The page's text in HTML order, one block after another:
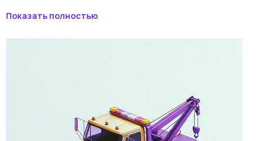
качественную услугу по низкой цене. У нас нет
Обслуживание в Одинцовском районе: мы охватываем
всю территорию Одинцово и ближайших районов,
обеспечивая оперативную помощь независимо от
Показать полностью